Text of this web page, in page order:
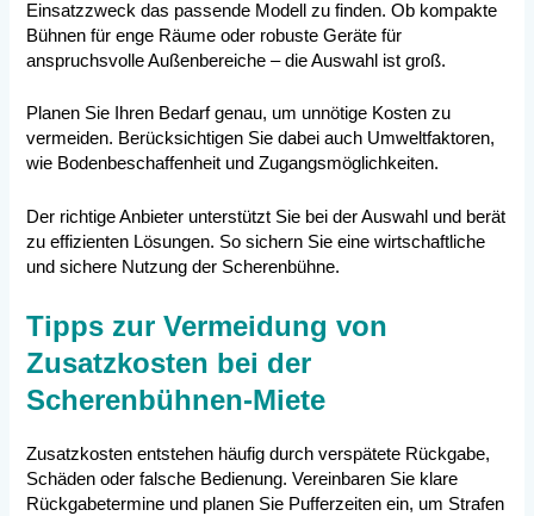
Einsatzzweck das passende Modell zu finden. Ob kompakte
Bühnen für enge Räume oder robuste Geräte für
anspruchsvolle Außenbereiche – die Auswahl ist groß.
Planen Sie Ihren Bedarf genau, um unnötige Kosten zu
vermeiden. Berücksichtigen Sie dabei auch Umweltfaktoren,
wie Bodenbeschaffenheit und Zugangsmöglichkeiten.
Der richtige Anbieter unterstützt Sie bei der Auswahl und berät
zu effizienten Lösungen. So sichern Sie eine wirtschaftliche
und sichere Nutzung der Scherenbühne.
Tipps zur Vermeidung von
Zusatzkosten bei der
Scherenbühnen-Miete
Zusatzkosten entstehen häufig durch verspätete Rückgabe,
Schäden oder falsche Bedienung. Vereinbaren Sie klare
Rückgabetermine und planen Sie Pufferzeiten ein, um Strafen